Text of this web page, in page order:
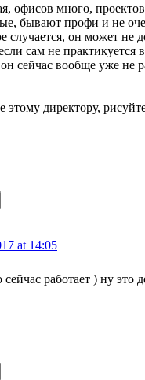
офисов много,
бывают профи и не
случается, он может не
сам не практикуется
сейчас вообще уже не
этому директору,
at 14:05
сейчас работает ) ну это